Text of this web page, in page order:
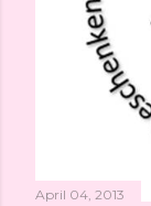
April 04, 2013